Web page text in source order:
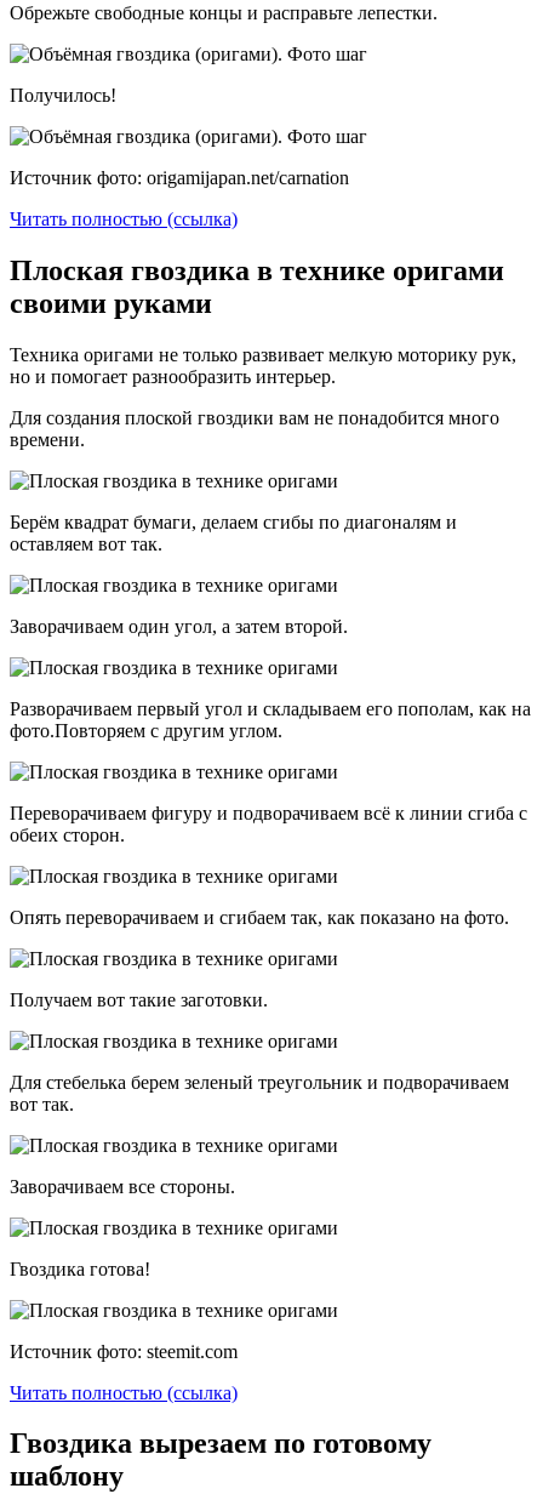
Обрежьте свободные концы и расправьте лепестки.
Получилось!
Источник фото: origamijapan.net/carnation
Читать полностью (ссылка)
Плоская гвоздика в технике оригами
своими руками
Техника оригами не только развивает мелкую моторику рук,
но и помогает разнообразить интерьер.
Для создания плоской гвоздики вам не понадобится много
времени.
Берём квадрат бумаги, делаем сгибы по диагоналям и
оставляем вот так.
Заворачиваем один угол, а затем второй.
Разворачиваем первый угол и складываем его пополам, как на
фото.Повторяем с другим углом.
Переворачиваем фигуру и подворачиваем всё к линии сгиба с
обеих сторон.
Опять переворачиваем и сгибаем так, как показано на фото.
Получаем вот такие заготовки.
Для стебелька берем зеленый треугольник и подворачиваем
вот так.
Заворачиваем все стороны.
Гвоздика готова!
Источник фото: steemit.com
Читать полностью (ссылка)
Гвоздика вырезаем по готовому
шаблону